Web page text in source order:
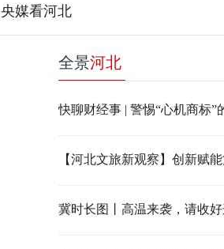
央媒看河北
全景河北
快聊财经事 | 警惕“心机商标”
【河北文旅新观察】创新赋
冀时长图丨高温来袭，请收